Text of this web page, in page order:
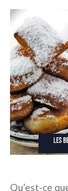
Qu’est-ce